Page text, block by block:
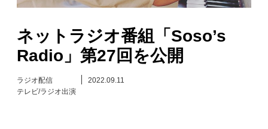
プロフィール
演奏依頼
ネットラジオ番組「Soso’s
Radio」第27回を公開
ラジオ配信
テレビ/ラジオ出演
2022.09.11